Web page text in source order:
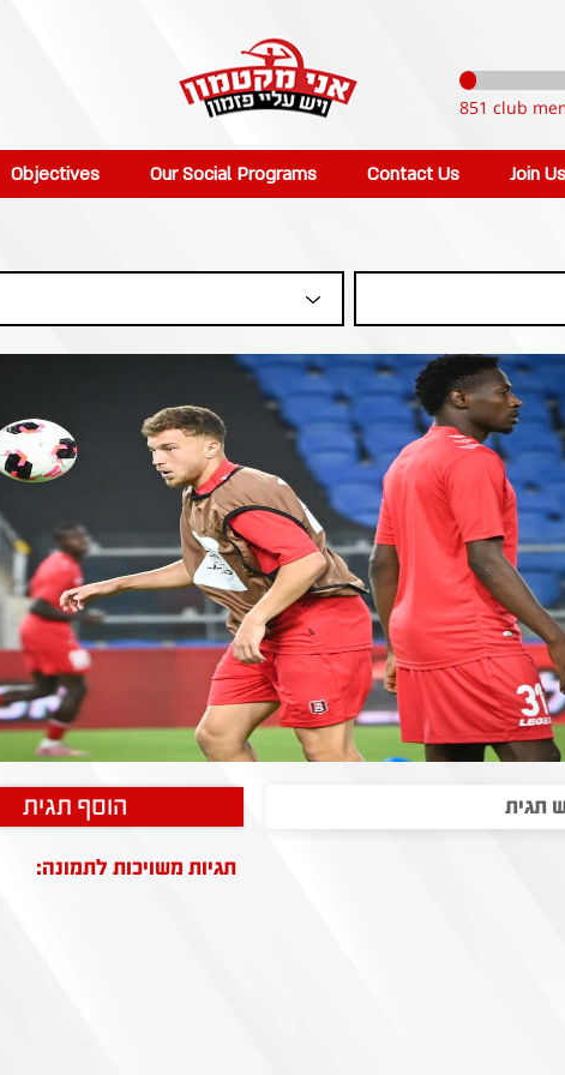
851 club
Objectives Our Social Programs Contact Us Join Us
הוסף תגית
תגיות משויכות לתמונה: